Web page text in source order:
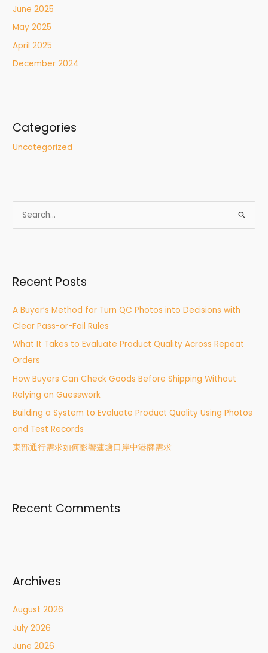
June 2025
May 2025
April 2025
December 2024
Categories
Uncategorized
e
c
f
o
r
:
Recent Posts
A Buyer’s Method for Turn QC Photos into Decisions with
Clear Pass-or-Fail Rules
What It Takes to Evaluate Product Quality Across Repeat
Orders
How Buyers Can Check Goods Before Shipping Without
Relying on Guesswork
Building a System to Evaluate Product Quality Using Photos
and Test Records
東部通行需求如何影響蓮塘口岸中港牌需求
Recent Comments
Archives
August 2026
July 2026
June 2026